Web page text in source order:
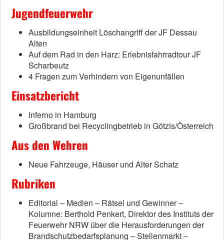
Jugendfeuerwehr
Ausbildungseinheit Löschangriff der JF Dessau
Alten
Auf dem Rad in den Harz: Erlebnisfahrradtour JF
Scharbeutz
4 Fragen zum Verhindern von Eigenunfällen
Einsatzbericht
Inferno in Hamburg
Großbrand bei Recyclingbetrieb in Götzis/Österreich
Aus den Wehren
Neue Fahrzeuge, Häuser und Alter Schatz
Rubriken
Editorial – Medien – Rätsel und Gewinner –
Kolumne: Berthold Penkert, Direktor des Instituts der
Feuerwehr NRW über die Herausforderungen der
Brandschutzbedarfsplanung – Stellenmarkt –